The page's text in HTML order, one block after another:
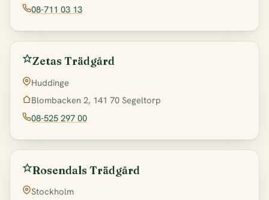
08-711 03 13
Zetas Trädgård
Huddinge
Blombacken 2, 141 70 Segeltorp
08-525 297 00
Rosendals Trädgård
Stockholm